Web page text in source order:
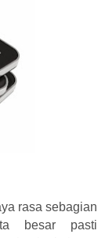
rasa sebagian
besar pasti